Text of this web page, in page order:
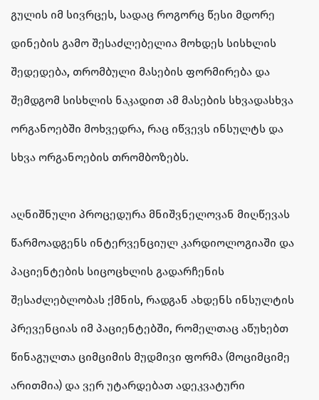
გულის იმ სივრცეს, სადაც როგორც წესი მდორე
დინების გამო შესაძლებელია მოხდეს სისხლის
შედედება, თრომბული მასების ფორმირება და
შემდგომ სისხლის ნაკადით ამ მასების სხვადასხვა
ორგანოებში მოხვედრა, რაც იწვევს ინსულტს და
სხვა ორგანოების თრომბოზებს.
აღნიშნული პროცედურა მნიშვნელოვან მიღწევას
წარმოადგენს ინტერვენციულ კარდიოლოგიაში და
პაციენტების სიცოცხლის გადარჩენის
შესაძლებლობას ქმნის, რადგან ახდენს ინსულტის
პრევენციას იმ პაციენტებში, რომელთაც აწუხებთ
წინაგულთა ციმციმის მუდმივი ფორმა (მოციმციმე
არითმია) და ვერ უტარდებათ ადეკვატური